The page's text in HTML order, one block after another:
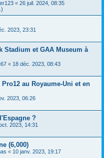
« 26 juil. 2024, 08:35
2023, 23:31
Stadium et GAA Museum à
« 18 déc. 2023, 08:43
au Royaume-Uni et en
2023, 06:26
?
2023, 14:31
(6,000)
« 10 janv. 2023, 19:17